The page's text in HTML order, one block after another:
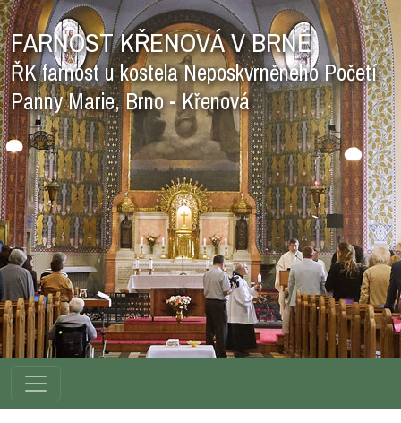
FARNOST KŘENOVÁ V BRNĚ
ŘK farnost u kostela Neposkvrněného Početí
Panny Marie, Brno - Křenová